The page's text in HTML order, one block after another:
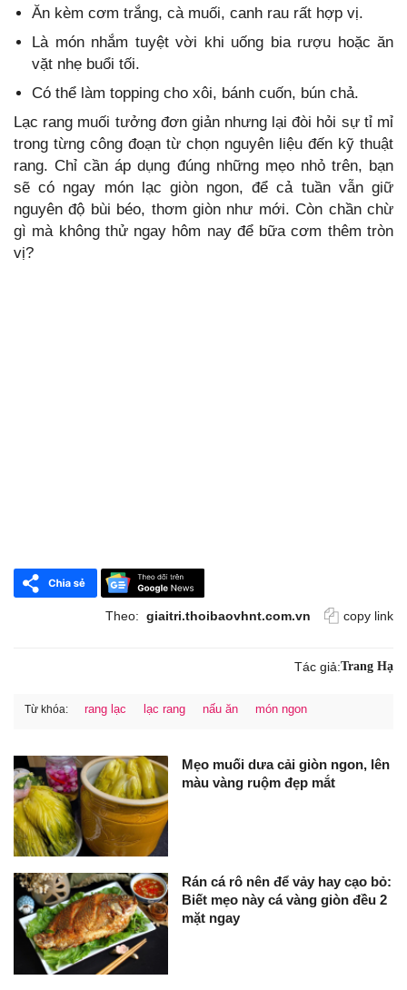
Ăn kèm cơm trắng, cà muối, canh rau rất hợp vị.
Là món nhắm tuyệt vời khi uống bia rượu hoặc ăn
vặt nhẹ buổi tối.
Có thể làm topping cho xôi, bánh cuốn, bún chả.
Lạc rang muối tưởng đơn giản nhưng lại đòi hỏi sự tỉ mỉ
trong từng công đoạn từ chọn nguyên liệu đến kỹ thuật
rang. Chỉ cần áp dụng đúng những mẹo nhỏ trên, bạn
sẽ có ngay món lạc giòn ngon, để cả tuần vẫn giữ
nguyên độ bùi béo, thơm giòn như mới. Còn chần chừ
gì mà không thử ngay hôm nay để bữa cơm thêm tròn
vị?
Theo: giaitri.thoibaovhnt.com.vn copy link
Tác giả:Trang Hạ
Từ khóa: rang lạc lạc rang nấu ăn món ngon
Mẹo muối dưa cải giòn ngon, lên
màu vàng ruộm đẹp mắt
Rán cá rô nên để vảy hay cạo bỏ:
Biết mẹo này cá vàng giòn đều 2
mặt ngay